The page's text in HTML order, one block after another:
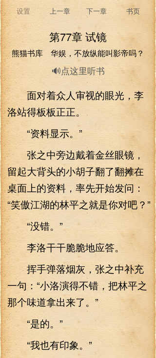
设置 上一章 下一章 书页
第77章 试镜
熊猫书库 华娱，不放纵能叫影帝吗？
🔊点这里听书
面对着众人审视的眼光，李
洛站得板板正正。
“资料显示。”
张之中旁边戴着金丝眼镜，
留起大背头的小胡子翻了翻摊在
桌面上的资料，率先开始发问：
“笑傲江湖的林平之就是你对吧？”
“没错。”
李洛干干脆脆地应答。
挥手弹落烟灰，张之中补充
一句：“小洛演得不错，把林平之
那个味道拿出来了。”
“是的。”
“我也有印象。”